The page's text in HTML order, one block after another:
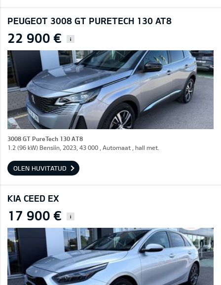
PEUGEOT 3008 GT PURETECH 130 AT8
22 900 € i
3008 GT PureTech 130 AT8
1.2 (96 kW) Bensiin, 2023, 43 000 , Automaat , hall met.
OLEN HUVITATUD
KIA CEED EX
17 900 € i